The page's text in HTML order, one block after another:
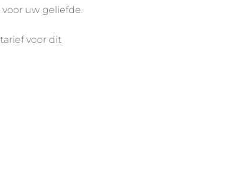
uw geliefde.
voor dit